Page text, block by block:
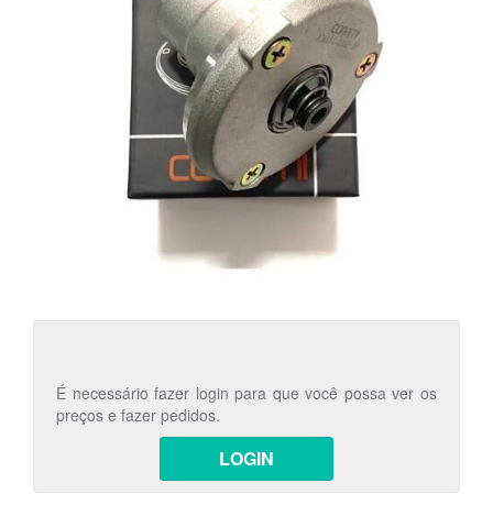
É necessário fazer login para que você possa ver os
preços e fazer pedidos.
LOGIN